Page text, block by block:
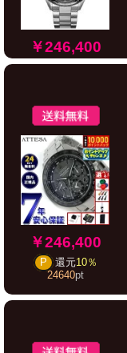
￥246,400
￥246,400
P 還元10％
24640pt